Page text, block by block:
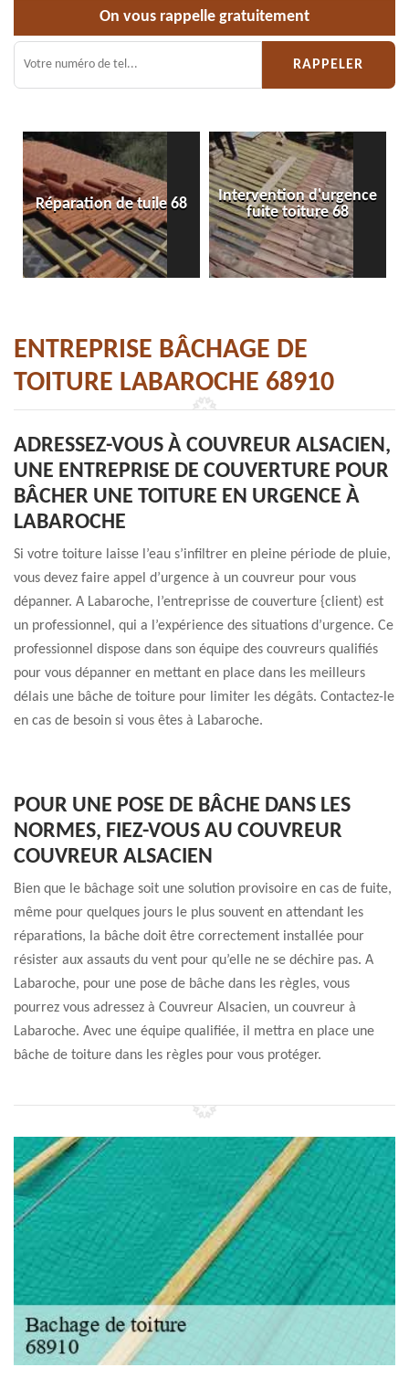
On vous rappelle gratuitement
Réparation de tuile 68
Intervention d'urgence
fuite toiture 68
ENTREPRISE BÂCHAGE DE
TOITURE LABAROCHE 68910
ADRESSEZ-VOUS À COUVREUR ALSACIEN,
UNE ENTREPRISE DE COUVERTURE POUR
BÂCHER UNE TOITURE EN URGENCE À
LABAROCHE
Si votre toiture laisse l’eau s’infiltrer en pleine période de pluie,
vous devez faire appel d’urgence à un couvreur pour vous
dépanner. A Labaroche, l’entreprisse de couverture {client) est
un professionnel, qui a l’expérience des situations d’urgence. Ce
professionnel dispose dans son équipe des couvreurs qualifiés
pour vous dépanner en mettant en place dans les meilleurs
délais une bâche de toiture pour limiter les dégâts. Contactez-le
en cas de besoin si vous êtes à Labaroche.
POUR UNE POSE DE BÂCHE DANS LES
NORMES, FIEZ-VOUS AU COUVREUR
COUVREUR ALSACIEN
Bien que le bâchage soit une solution provisoire en cas de fuite,
même pour quelques jours le plus souvent en attendant les
réparations, la bâche doit être correctement installée pour
résister aux assauts du vent pour qu’elle ne se déchire pas. A
Labaroche, pour une pose de bâche dans les règles, vous
pourrez vous adressez à Couvreur Alsacien, un couvreur à
Labaroche. Avec une équipe qualifiée, il mettra en place une
bâche de toiture dans les règles pour vous protéger.